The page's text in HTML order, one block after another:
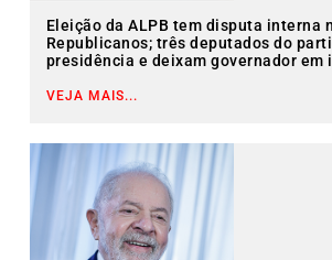
Eleição da ALPB tem disputa interna
Republicanos; três deputados do
presidência e deixam governador em
VEJA MAIS...